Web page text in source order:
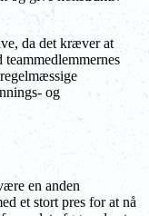
da det kræver at
og
en anden
et stort pres for at nå